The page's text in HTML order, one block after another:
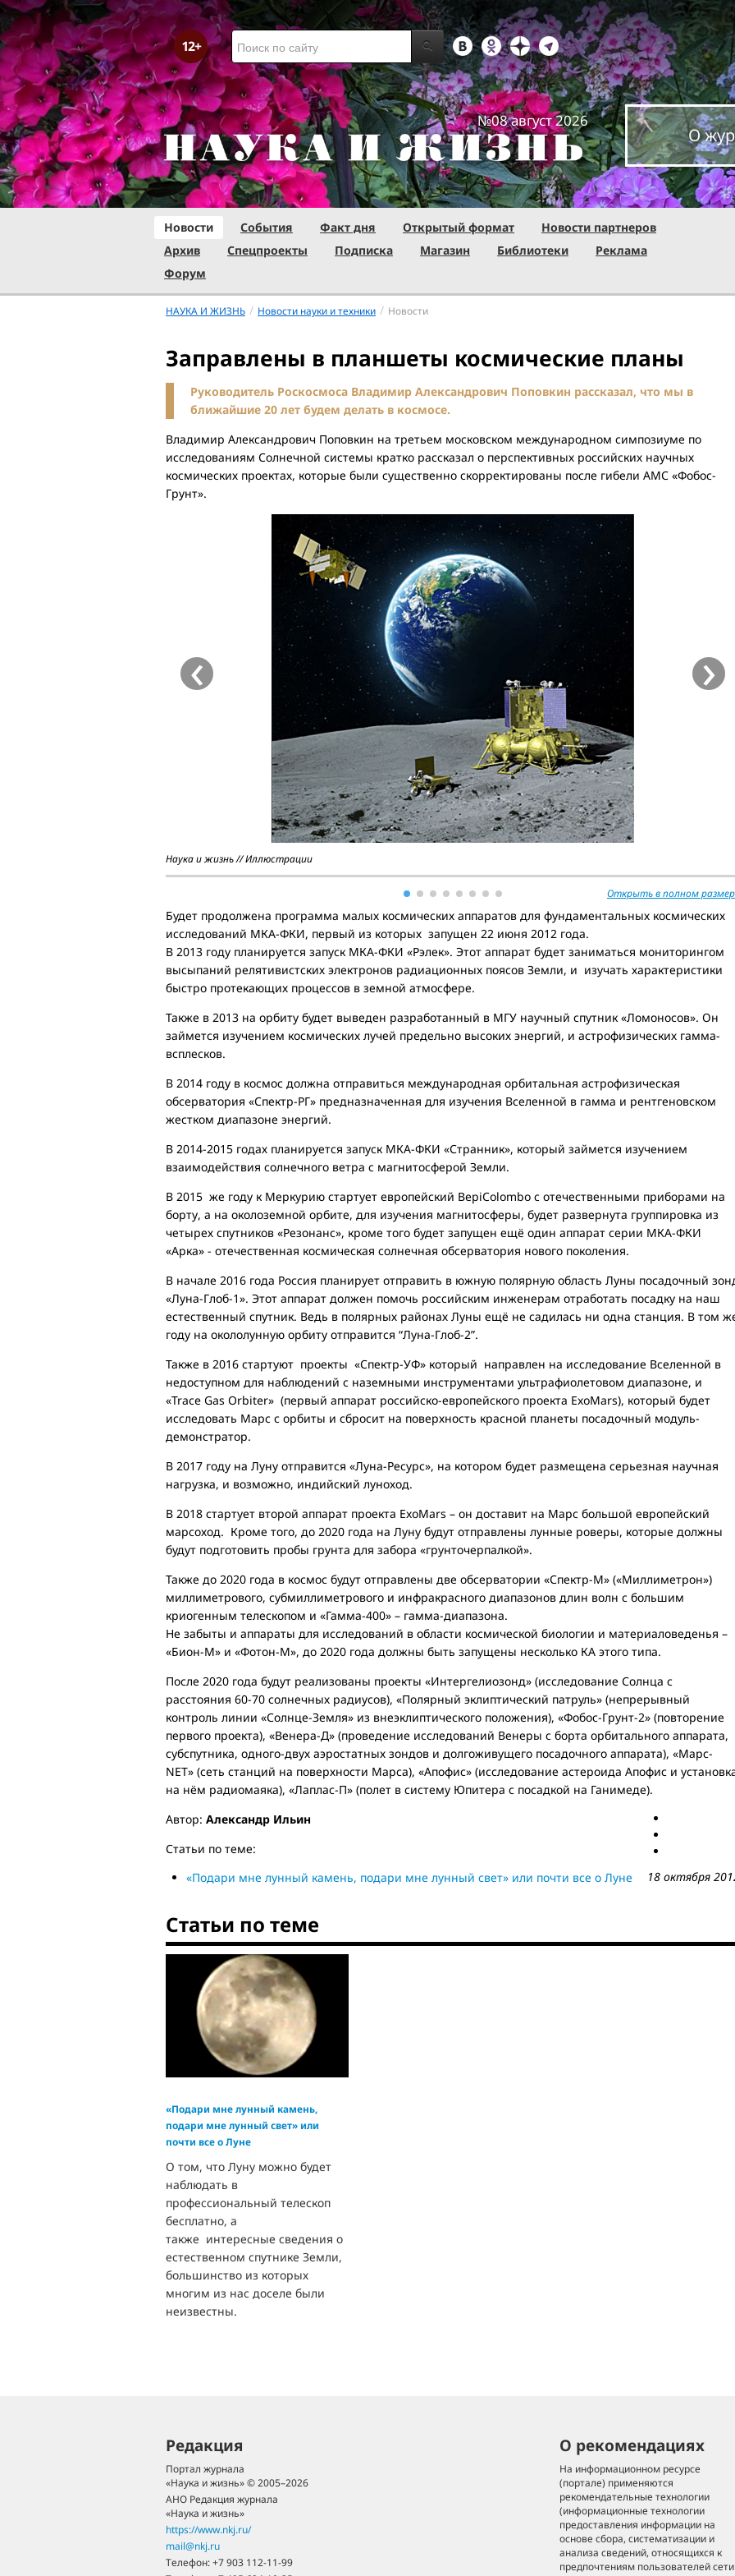
№08 август 2026
О
Новости События Факт дня Открытый формат
Новости партнеров
Архив
Спецпроекты Подписка Магазин Библиотеки
Реклама
Форум
НАУКА И ЖИЗНЬ / Новости науки и техники / Новости
Заправлены в планшеты космические планы
Руководитель Роскосмоса Владимир Александрович Поповкин рассказал, что мы в
ближайшие 20 лет будем делать в космосе.
Владимир Александрович Поповкин на третьем московском международном симпозиуме по
исследованиям Солнечной системы кратко рассказал о перспективных российских научных
космических проектах, которые были существенно скорректированы после гибели АМС «Фобос-
Грунт».
Наука и жизнь // Иллюстрации
‹ ›
Открыть в полном
Будет продолжена программа малых космических аппаратов для фундаментальных космических
исследований МКА-ФКИ, первый из которых запущен 22 июня 2012 года.
В 2013 году планируется запуск МКА-ФКИ «Рэлек». Этот аппарат будет заниматься мониторингом
высыпаний релятивистских электронов радиационных поясов Земли, и изучать характеристики
быстро протекающих процессов в земной атмосфере.
Также в 2013 на орбиту будет выведен разработанный в МГУ научный спутник «Ломоносов». Он
займется изучением космических лучей предельно высоких энергий, и астрофизических гамма-
всплесков.
В 2014 году в космос должна отправиться международная орбитальная астрофизическая
обсерватория «Спектр-РГ» предназначенная для изучения Вселенной в гамма и рентгеновском
жестком диапазоне энергий.
В 2014-2015 годах планируется запуск МКА-ФКИ «Странник», который займется изучением
взаимодействия солнечного ветра с магнитосферой Земли.
В 2015 же году к Меркурию стартует европейский BepiColombo с отечественными приборами на
борту, а на околоземной орбите, для изучения магнитосферы, будет развернута группировка из
четырех спутников «Резонанс», кроме того будет запущен ещё один аппарат серии МКА-ФКИ
«Арка» - отечественная космическая солнечная обсерватория нового поколения.
В начале 2016 года Россия планирует отправить в южную полярную область Луны посадочный
«Луна-Глоб-1». Этот аппарат должен помочь российским инженерам отработать посадку на наш
естественный спутник. Ведь в полярных районах Луны ещё не садилась ни одна станция. В том
году на окололунную орбиту отправится “Луна-Глоб-2”.
Также в 2016 стартуют проекты «Спектр-УФ» который направлен на исследование Вселенной в
недоступном для наблюдений с наземными инструментами ультрафиолетовом диапазоне, и
«Trace Gas Orbiter» (первый аппарат российско-европейского проекта ExoMars), который будет
исследовать Марс с орбиты и сбросит на поверхность красной планеты посадочный модуль-
демонстратор.
В 2017 году на Луну отправится «Луна-Ресурс», на котором будет размещена серьезная научная
нагрузка, и возможно, индийский луноход.
В 2018 стартует второй аппарат проекта ExoMars – он доставит на Марс большой европейский
марсоход. Кроме того, до 2020 года на Луну будут отправлены лунные роверы, которые должны
будут подготовить пробы грунта для забора «грунточерпалкой».
Также до 2020 года в космос будут отправлены две обсерватории «Спектр-М» («Миллиметрон»)
миллиметрового, субмиллиметрового и инфракрасного диапазонов длин волн с большим
криогенным телескопом и «Гамма-400» – гамма-диапазона.
Не забыты и аппараты для исследований в области космической биологии и материаловеденья –
«Бион-М» и «Фотон-М», до 2020 года должны быть запущены несколько КА этого типа.
После 2020 года будут реализованы проекты «Интергелиозонд» (исследование Солнца с
расстояния 60-70 солнечных радиусов), «Полярный эклиптический патруль» (непрерывный
контроль линии «Солнце-Земля» из внеэклиптического положения), «Фобос-Грунт-2» (повторение
первого проекта), «Венера-Д» (проведение исследований Венеры с борта орбитального аппарата,
субспутника, одного-двух аэростатных зондов и долгоживущего посадочного аппарата), «Марс-
NET» (сеть станций на поверхности Марса), «Апофис» (исследование астероида Апофис и
на нём радиомаяка), «Лаплас-П» (полет в систему Юпитера с посадкой на Ганимеде).
18 октября
Автор: Александр Ильин
Статьи по теме:
«Подари мне лунный камень, подари мне лунный свет» или почти все о Луне
Статьи по теме
«Подари мне лунный камень,
подари мне лунный свет» или
почти все о Луне
О том, что Луну можно будет
наблюдать в
профессиональный телескоп
бесплатно, а
также интересные сведения о
естественном спутнике Земли,
большинство из которых
многим из нас доселе были
неизвестны.
Редакция
Портал журнала
«Наука и жизнь» © 2005–2026
АНО Редакция журнала
«Наука и жизнь»
https://www.nkj.ru/
mail@nkj.ru
Телефон:+7 903 112-11-99
О рекомендациях
На информационном ресурсе
(портале) применяются
рекомендательные технологии
(информационные технологии
предоставления информации на
основе сбора, систематизации и
анализа сведений, относящихся к
предпочтениям пользователей сети